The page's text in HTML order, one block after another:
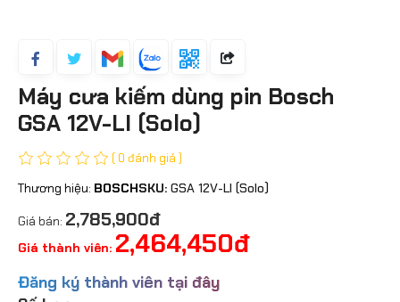
Máy cưa kiếm dùng pin Bosch
GSA 12V-LI (Solo)
( 0 đánh giá )
Thương hiệu: BOSCHSKU: GSA 12V-LI (Solo)
Giá bán: 2,785,900đ
Giá thành viên: 2,464,450đ
Đăng ký thành viên tại đây